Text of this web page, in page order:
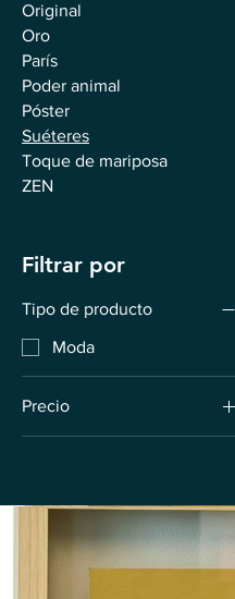
Original
Oro
París
Poder animal
Póster
Suéteres
Toque de mariposa
ZEN
Filtrar por
Tipo de producto
Moda
Precio